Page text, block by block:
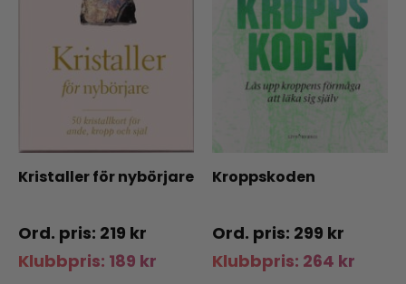
Kristaller för nybörjare
219 kr
Klubbpris: 189 kr
Kroppskoden
299 kr
Klubbpris: 264 kr